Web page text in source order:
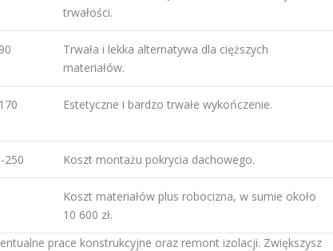
trwałości.
Trwała i lekka alternatywa dla cięższych
materiałów.
Estetyczne i bardzo trwałe wykończenie.
250 Koszt montażu pokrycia dachowego.
Koszt materiałów plus robocizna, w sumie około
10 600 zł.
prace konstrukcyjne oraz remont izolacji. Zwiększysz